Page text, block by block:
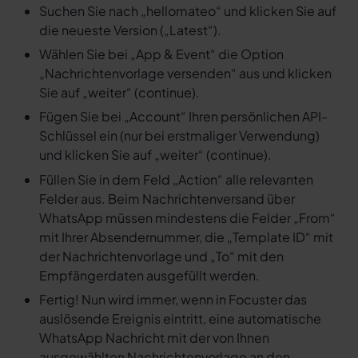
Suchen Sie nach „hellomateo“ und klicken Sie auf
die neueste Version („Latest“).
Wählen Sie bei „App & Event“ die Option
„Nachrichtenvorlage versenden“ aus und klicken
Sie auf „weiter“ (continue).
Fügen Sie bei „Account“ Ihren persönlichen API-
Schlüssel ein (nur bei erstmaliger Verwendung)
und klicken Sie auf „weiter“ (continue).
Füllen Sie in dem Feld „Action“ alle relevanten
Felder aus. Beim Nachrichtenversand über
WhatsApp müssen mindestens die Felder „From“
mit Ihrer Absendernummer, die „Template ID“ mit
der Nachrichtenvorlage und „To“ mit den
Empfängerdaten ausgefüllt werden.
Fertig! Nun wird immer, wenn in Focuster das
auslösende Ereignis eintritt, eine automatische
WhatsApp Nachricht mit der von Ihnen